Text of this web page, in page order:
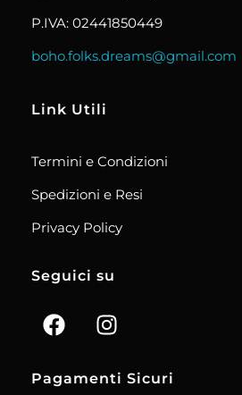
P.IVA: 02441850449
boho.folks.dreams@gmail.com
Link Utili
Termini e Condizioni
Spedizioni e Resi
Privacy Policy
Seguici su
Pagamenti Sicuri